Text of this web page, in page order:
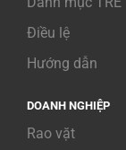
Điều lệ
Hướng dẫn
DOANH NGHIỆP
Rao vặt